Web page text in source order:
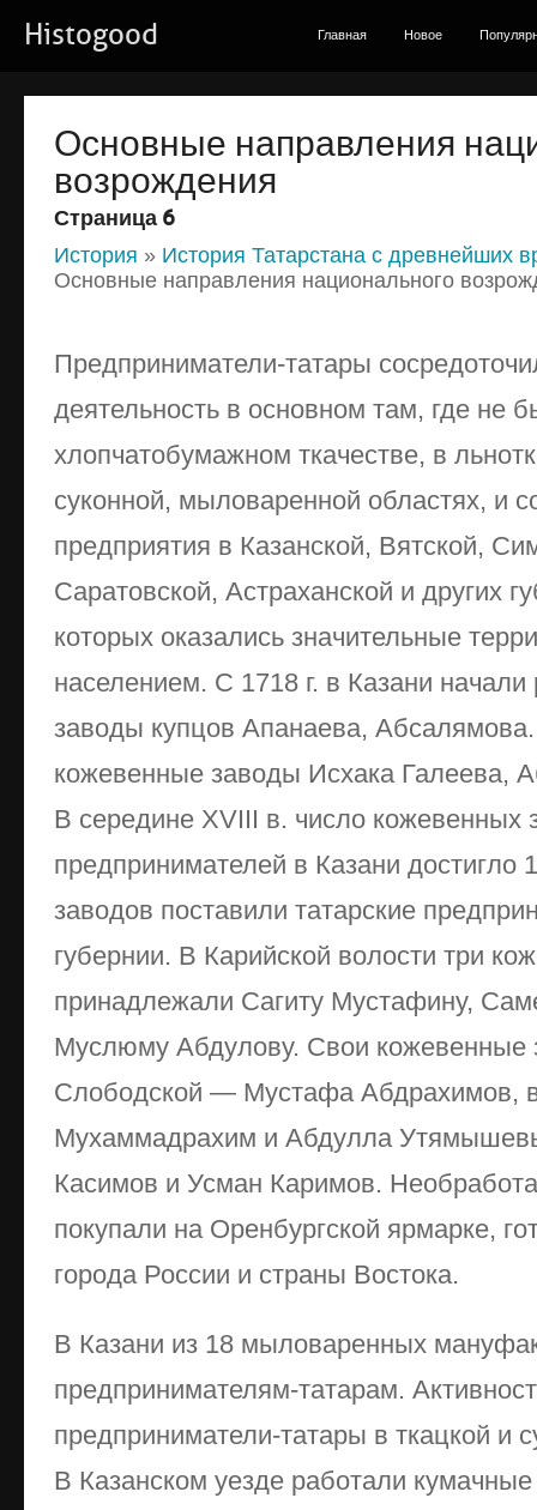
Histogood Главная Новое
Основные направления
возрождения
Страница 6
История » История Татарстана с древнейших
Основные направления национального
Предприниматели-татары
деятельность в основном там, где не
хлопчатобумажном ткачестве, в
суконной, мыловаренной областях, и
предприятия в Казанской, Вятской,
Саратовской, Астраханской и других
которых оказались значительные
населением. С 1718 г. в Казани
заводы купцов Апанаева,
кожевенные заводы Исхака Галеева,
В середине XVIII в. число кожевенных
предпринимателей в Казани достигло
заводов поставили татарские
губернии. В Карийской волости три
принадлежали Сагиту Мустафину,
Муслюму Абдулову. Свои кожевенные
Слободской — Мустафа
Мухаммадрахим и Абдулла
Касимов и Усман Каримов.
покупали на Оренбургской ярмарке,
города России и страны Востока.
В Казани из 18 мыловаренных
предпринимателям-татарам.
предприниматели-татары в ткацкой и
В Казанском уезде работали